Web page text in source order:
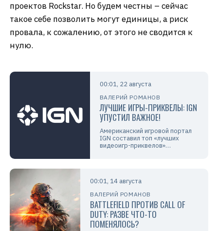
проектов Rockstar. Но будем честны – сейчас
такое себе позволить могут единицы, а риск
провала, к сожалению, от этого не сводится к
нулю.
00:01, 22 августа
ВАЛЕРИЙ РОМАНОВ
ЛУЧШИЕ ИГРЫ-ПРИКВЕЛЫ: IGN
УПУСТИЛ ВАЖНОЕ!
Американский игровой портал
IGN составил топ «лучших
видеоигр-приквелов»…
00:01, 14 августа
ВАЛЕРИЙ РОМАНОВ
BATTLEFIELD ПРОТИВ CALL OF
DUTY: РАЗВЕ ЧТО-ТО
ПОМЕНЯЛОСЬ?